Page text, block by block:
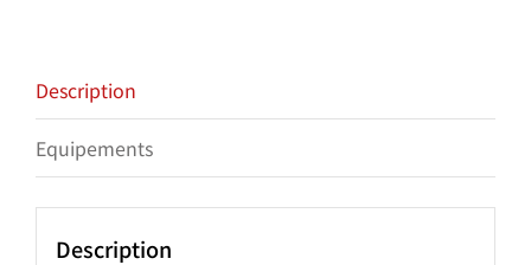
Description
Equipements
Description